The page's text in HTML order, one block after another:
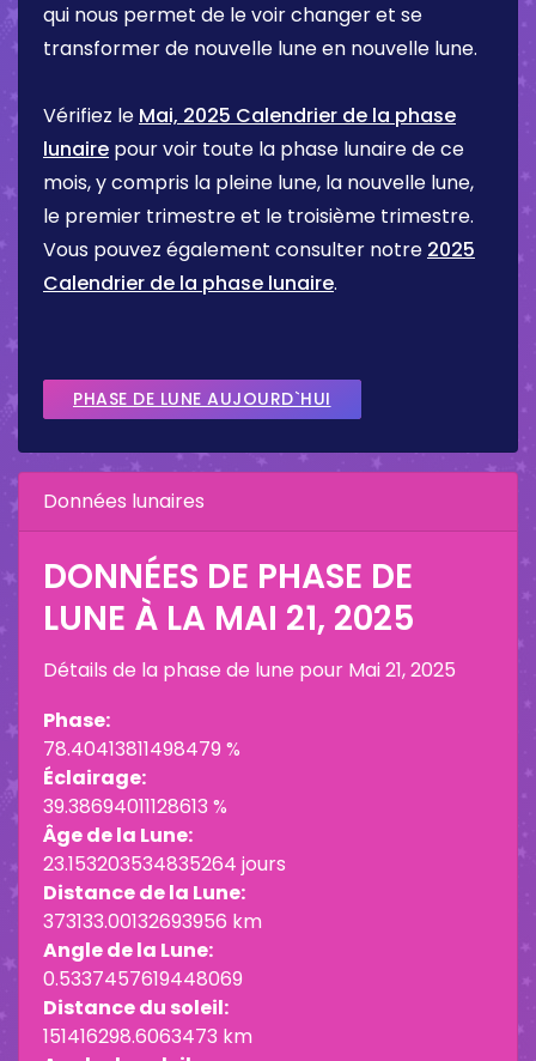
qui nous permet de le voir changer et se
transformer de nouvelle lune en nouvelle lune.
Vérifiez le Mai, 2025 Calendrier de la phase
lunaire pour voir toute la phase lunaire de ce
mois, y compris la pleine lune, la nouvelle lune,
le premier trimestre et le troisième trimestre.
Vous pouvez également consulter notre 2025
Calendrier de la phase lunaire.
PHASE DE LUNE AUJOURD`HUI
Données lunaires
DONNÉES DE PHASE DE
LUNE À LA MAI 21, 2025
Détails de la phase de lune pour Mai 21, 2025
Phase:
78.40413811498479 %
Éclairage:
39.38694011128613 %
Âge de la Lune:
23.153203534835264 jours
Distance de la Lune:
373133.00132693956 km
Angle de la Lune:
0.5337457619448069
Distance du soleil:
151416298.6063473 km